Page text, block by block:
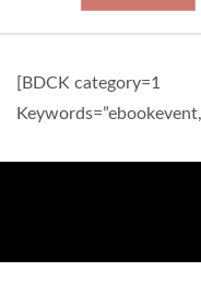
[BDCK category=1